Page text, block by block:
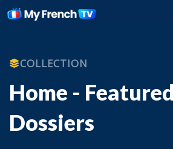
COLLECTION
Home - Featured
Dossiers